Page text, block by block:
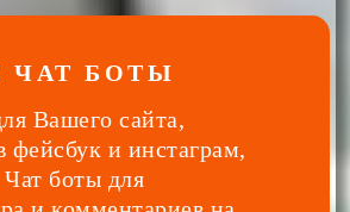
БОТЫ
Вашего сайта,
фейсбук и инстаграм,
боты для